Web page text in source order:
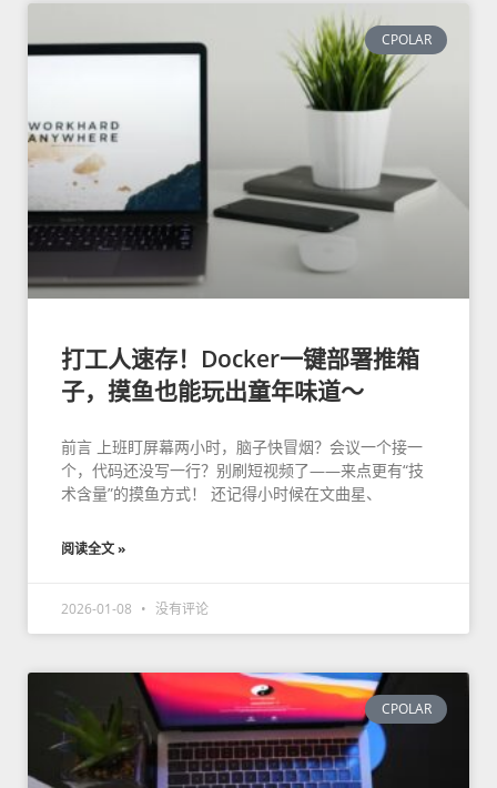
CPOLAR
打工人速存！Docker一键部署推箱
子，摸鱼也能玩出童年味道～
前言 上班盯屏幕两小时，脑子快冒烟？会议一个接一
个，代码还没写一行？别刷短视频了——来点更有“技
术含量”的摸鱼方式！ 还记得小时候在文曲星、
阅读全文 »
2026-01-08 没有评论
CPOLAR